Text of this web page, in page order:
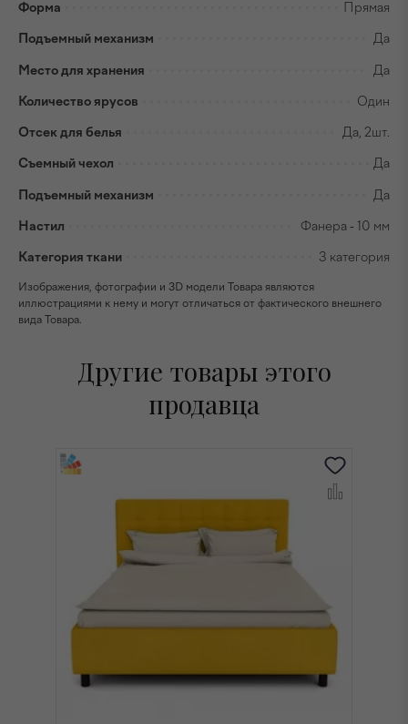
Форма Прямая
Подъемный механизм Да
Место для хранения Да
Количество ярусов Один
Отсек для белья Да, 2шт.
Съемный чехол Да
Подъемный механизм Да
Настил Фанера - 10 мм
Категория ткани 3 категория
Изображения, фотографии и 3D модели Товара являются
иллюстрациями к нему и могут отличаться от фактического внешнего
вида Товара.
Другие товары этого
продавца